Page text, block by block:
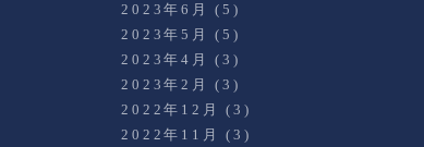
2023年6月
(5)
2023年5月
(5)
2023年4月
(3)
2023年2月
(3)
2022年12月
(3)
2022年11月
(3)